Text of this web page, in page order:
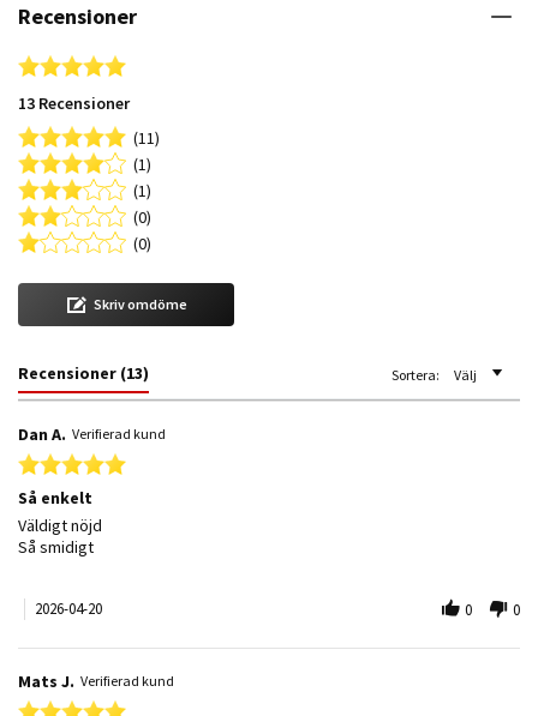
Recensioner
4.8 star rating
13 Recensioner
(11)
(1)
(1)
(0)
(0)
Skriv omdöme
Recensioner (13) Sortera: Välj
Dan A. Verifierad kund
5.0 star rating
Så enkelt
Review by Dan A. on 20 Apr 2026
review stating Så enkelt
Väldigt nöjd
Så smidigt
2026-04-20 0 0
Mats J. Verifierad kund
5.0 star rating